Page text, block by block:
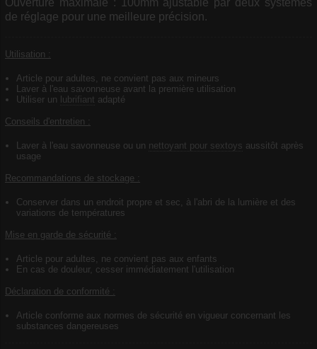
de réglage pour une meilleure précision.
Utilisation :
Article pour adultes, ne convient pas aux mineurs
Laver à l'eau savonneuse avant la première utilisation
Utiliser un lubrifiant adapté
Conseils d'entretien :
Laver à l'eau savonneuse ou un nettoyant pour sextoys aussitôt après
usage
Recommandations de stockage :
Conserver dans un endroit propre et sec, à l'abri de la lumière et des
variations de températures
Mise en garde de sécurité :
Article pour adultes, ne convient pas aux enfants
En cas de douleur, cesser immédiatement l'utilisation
Déclaration de conformité :
Article conforme aux normes de sécurité en vigueur concernant les
substances dangereuses